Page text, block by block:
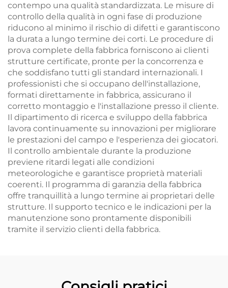
contempo una qualità standardizzata. Le misure di
controllo della qualità in ogni fase di produzione
riducono al minimo il rischio di difetti e garantiscono
la durata a lungo termine dei corti. Le procedure di
prova complete della fabbrica forniscono ai clienti
strutture certificate, pronte per la concorrenza e
che soddisfano tutti gli standard internazionali. I
professionisti che si occupano dell'installazione,
formati direttamente in fabbrica, assicurano il
corretto montaggio e l'installazione presso il cliente.
Il dipartimento di ricerca e sviluppo della fabbrica
lavora continuamente su innovazioni per migliorare
le prestazioni del campo e l'esperienza dei giocatori.
Il controllo ambientale durante la produzione
previene ritardi legati alle condizioni
meteorologiche e garantisce proprietà materiali
coerenti. Il programma di garanzia della fabbrica
offre tranquillità a lungo termine ai proprietari delle
strutture. Il supporto tecnico e le indicazioni per la
manutenzione sono prontamente disponibili
tramite il servizio clienti della fabbrica.